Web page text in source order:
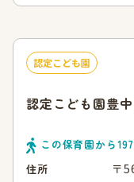
認定こども園
認定こども園豊
この保育園から197
住所
〒